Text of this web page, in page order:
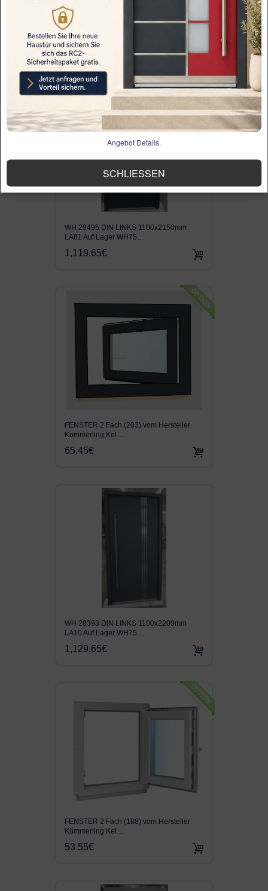
Kunststoff Haustür Light KÖMMERLING
70(id224) ECON…
318.92€
WH 29495 DIN LINKS 1100x2150mm
LA81 Auf Lager WH75…
1,119.65€
FENSTER 2 Fach (203) vom Hersteller
Kömmerling Kel…
65.45€
WH 28393 DIN LINKS 1100x2200mm
LA10 Auf Lager WH75…
1,129.65€
FENSTER 2 Fach (188) vom Hersteller
Kömmerling Kel…
53.55€
Angebot Details.
SCHLIESSEN